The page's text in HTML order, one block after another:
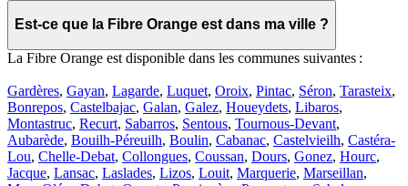
Est-ce que la Fibre Orange est dans ma ville ?
La Fibre Orange est disponible dans les communes suivantes :
Gardères, Gayan, Lagarde, Luquet, Oroix, Pintac, Séron, Tarasteix,
Bonrepos, Castelbajac, Galan, Galez, Houeydets, Libaros,
Montastruc, Recurt, Sabarros, Sentous, Tournous-Devant,
Aubarède, Bouilh-Péreuilh, Boulin, Cabanac, Castelvieilh, Castéra-
Lou, Chelle-Debat, Collongues, Coussan, Dours, Gonez, Hourc,
Jacque, Lansac, Laslades, Lizos, Louit, Marquerie, Marseillan,